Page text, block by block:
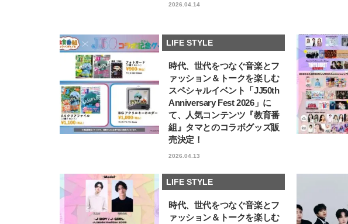
2026.04.14
LIFE STYLE
時代、世代をつなぐ音楽とフ
ァッション＆トークを楽しむ
スペシャルイベント「JJ50th
Anniversary Fest 2026」に
て、人気コンテンツ『教育番
組』タマとのコラボグッズ販
売決定！
2026.04.13
LIFE STYLE
時代、世代をつなぐ音楽とフ
ァッション＆トークを楽しむ